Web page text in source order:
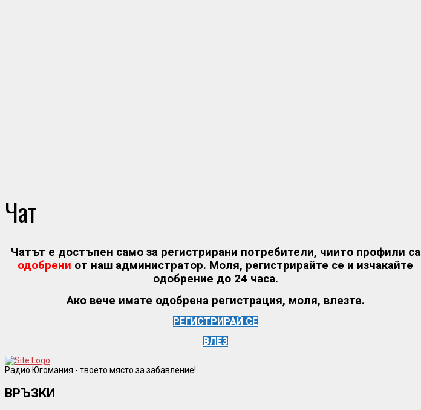
Чат
Чатът е достъпен само за регистрирани потребители, чиито профили са
одобрени от наш администратор. Моля, регистрирайте се и изчакайте
одобрение до 24 часа.
Ако вече имате одобрена регистрация, моля, влезте.
РЕГИСТРИРАЙ СЕ
ВЛЕЗ
Радио Югомания - твоето място за забавление!
ВРЪЗКИ